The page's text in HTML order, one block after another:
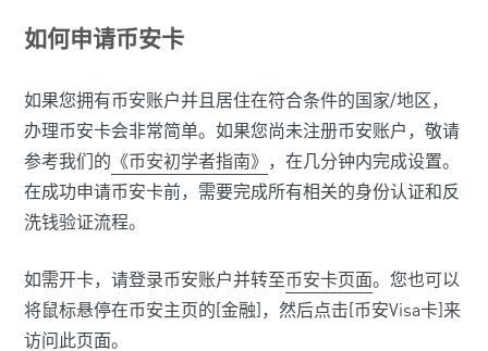
如何申请币安卡
如果您拥有币安账户并且居住在符合条件的国家/地区，
办理币安卡会非常简单。如果您尚未注册币安账户，敬请
参考我们的 《币安初学者指南》 ，在几分钟内完成设置。
在成功申请币安卡前，需要完成所有相关的身份认证和反
洗钱验证流程。
如需开卡，请登录币安账户并转至币安卡页面。您也可以
将鼠标悬停在币安主页的[金融]，然后点击[币安Visa卡]来
访问此页面。